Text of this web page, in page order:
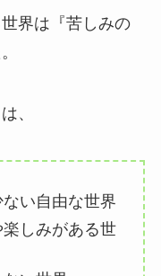
界は『苦しみの
、
ない自由な世界
楽しみがある世